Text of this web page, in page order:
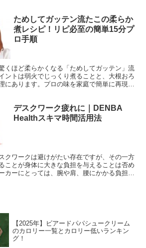
ためしてガッテン流たこの柔らか
煮レシピ！リピ必至の簡単15分プ
ロ手順
くほど柔らかくなる「ためしてガッテン」流
ントは弱火でじっくり煮ることと、大根おろ
にあります。プロの味を家庭で簡単に再現で
デスクワーク疲れに｜DENBA
Healthスキマ時間活用法
クワークは避けがたい存在ですが、その一方
ことが身体に大きな負担を与えることは否め
カーにとっては、腕や肩、腰にかかる負担が
【2025年】ビアードパパシュークリーム
のカロリー一覧とカロリー低いランキン
グ！